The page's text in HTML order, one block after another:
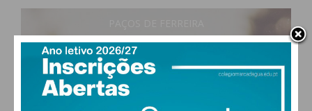
22°
70% humidade
vento: 1m/s ONO